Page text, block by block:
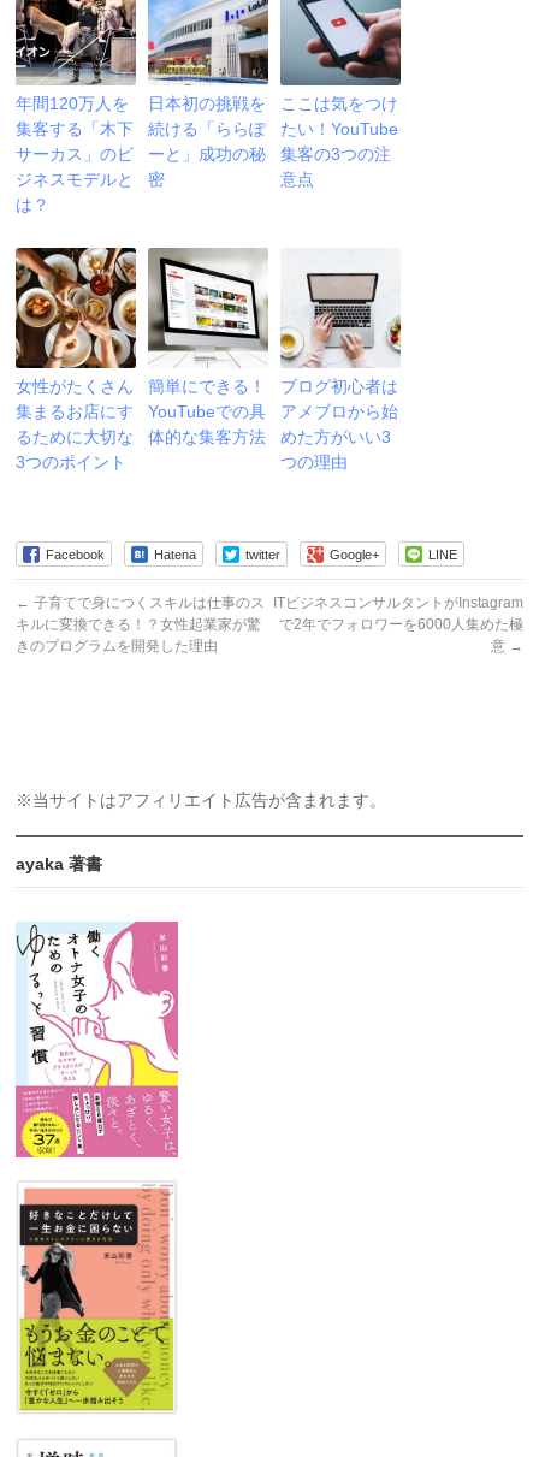
年間120万人を
集客する「木下
サーカス」のビ
ジネスモデルと
は？
日本初の挑戦を
続ける「ららぽ
ーと」成功の秘
密
ここは気をつけ
たい！YouTube
集客の3つの注
意点
女性がたくさん
集まるお店にす
るために大切な
3つのポイント
簡単にできる！
YouTubeでの具
体的な集客方法
ブログ初心者は
アメブロから始
めた方がいい3
つの理由
Facebook Hatena twitter Google+ LINE
← 子育てで身につくスキルは仕事のス
キルに変換できる！？女性起業家が驚
きのプログラムを開発した理由
ITビジネスコンサルタントがInstagram
で2年でフォロワーを6000人集めた極
意 →
※当サイトはアフィリエイト広告が含まれます。
ayaka 著書